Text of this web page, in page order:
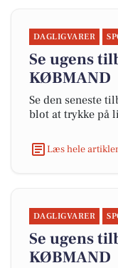
DAGLIGVARER
Se ugens
KØBMAND
Se den seneste
blot at trykke på
Læs hele
DAGLIGVARER
Se ugens
KØBMAND